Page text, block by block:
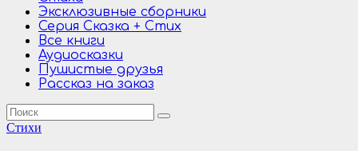
Эксклюзивные сборники
Серия Сказка + Стих
Все книги
Аудиосказки
Пушистые друзья
Рассказ на заказ
Стихи